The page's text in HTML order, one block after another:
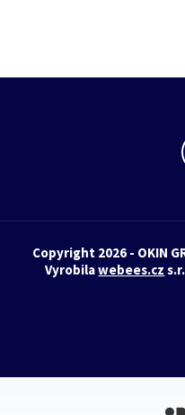
Copyright 2026 - OKIN
Vyrobilawebees.cz